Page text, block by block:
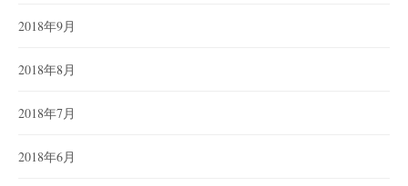
2018年9月
2018年8月
2018年7月
2018年6月